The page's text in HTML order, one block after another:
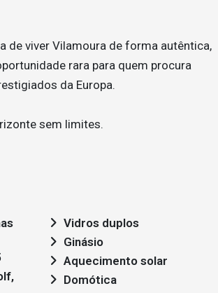
de viver Vilamoura de forma autêntica,
rara para quem procura
da Europa.
sem limites.
Vidros duplos
Ginásio
Aquecimento solar
Domótica